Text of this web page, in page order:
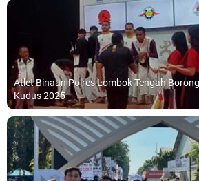
Atlet Binaan Polres Lombok Tengah
Kudus 2025